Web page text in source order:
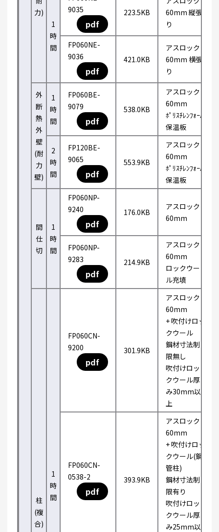
力)
1
時
間
9035
pdf
223.5KB
60mm 縦張
り
FP060NE-
9036
pdf
421.0KB
アスロック
60mm 横張
り
外
断
熱
外
壁
(耐
力
壁)
1
時
間
FP060BE-
9079
pdf
538.0KB
アスロック
60mm
ﾎﾟﾘｽﾁﾚﾝﾌｫｰﾑ
保温板
2
時
間
FP120BE-
9065
pdf
553.9KB
アスロック
60mm
ﾎﾟﾘｽﾁﾚﾝﾌｫｰﾑ
保温板
間
仕
切
1
時
間
FP060NP-
9240
pdf
176.0KB
アスロック
60mm
FP060NP-
9283
pdf
214.9KB
アスロック
60mm
ロックウー
ル充填
柱
(複
合)
1
時
間
FP060CN-
9200
pdf
301.9KB
アスロック
60mm
+ 吹付けロッ
クウール
鋼材寸法制
限無し
吹付けロッ
クウール厚
み30mm以
上
FP060CN-
0538-2
pdf
393.9KB
アスロック
60mm
+ 吹付けロッ
クウール(鋼
管柱)
鋼材寸法制
限有り
吹付けロッ
クウール厚
み25mm以